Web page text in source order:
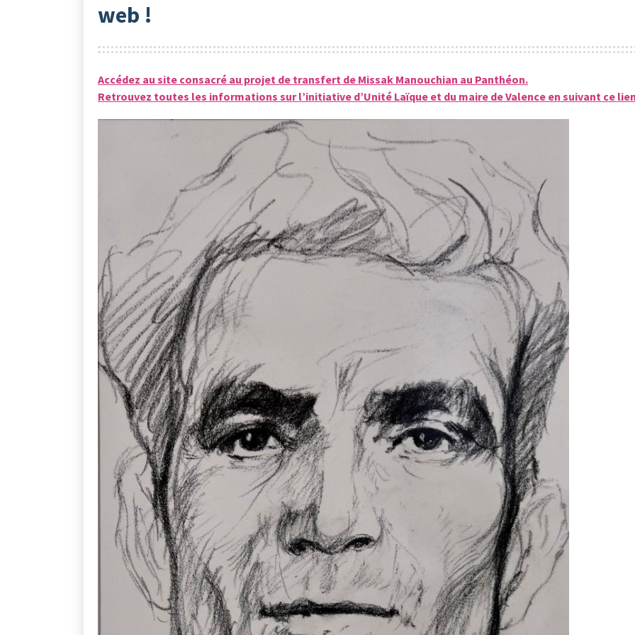
web !
Accédez au site consacré au projet de transfert de Missak Manouchian au Panthéon.
Retrouvez toutes les informations sur l’initiative d’Unité Laïque et du maire de Valence en suivant ce